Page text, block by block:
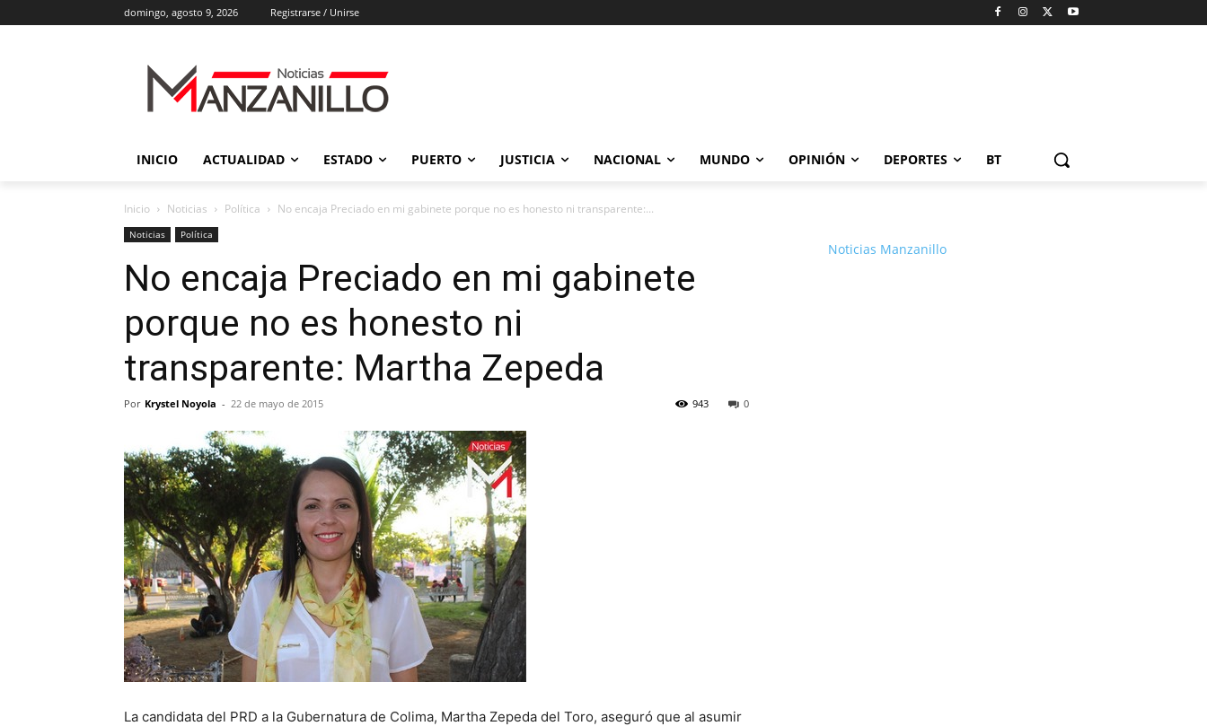
domingo, agosto 9, 2026 Registrarse / Unirse
INICIO ACTUALIDAD ESTADO PUERTO JUSTICIA NACIONAL MUNDO OPINIÓN DEPORTES BT
Inicio Noticias Política No encaja Preciado en mi gabinete porque no es honesto ni transparente:...
Noticias Política
No encaja Preciado en mi gabinete
porque no es honesto ni
transparente: Martha Zepeda
Por Krystel Noyola - 22 de mayo de 2015 0
943
La candidata del PRD a la Gubernatura de Colima, Martha Zepeda del Toro, aseguró que al asumir
Noticias Manzanillo